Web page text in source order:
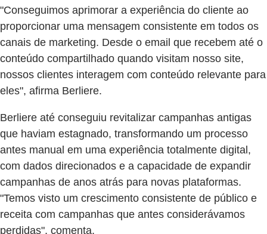
"Conseguimos aprimorar a experiência do cliente ao
proporcionar uma mensagem consistente em todos os
canais de marketing. Desde o email que recebem até o
conteúdo compartilhado quando visitam nosso site,
nossos clientes interagem com conteúdo relevante para
eles", afirma Berliere.
Berliere até conseguiu revitalizar campanhas antigas
que haviam estagnado, transformando um processo
antes manual em uma experiência totalmente digital,
com dados direcionados e a capacidade de expandir
campanhas de anos atrás para novas plataformas.
"Temos visto um crescimento consistente de público e
receita com campanhas que antes considerávamos
perdidas", comenta.